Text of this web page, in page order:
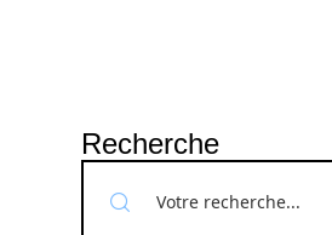
Recherche